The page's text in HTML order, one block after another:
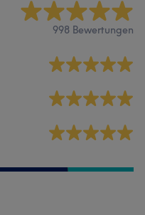
998 Bewertungen